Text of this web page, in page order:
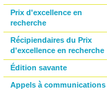
Prix d'excellence en
recherche
Récipiendaires du Prix
d'excellence en recherche
Édition savante
Appels à communications